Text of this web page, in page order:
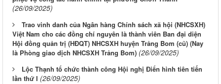
(26/09/2025)
Trao vinh danh của Ngân hàng Chính sách xã hội (NHCSXH)
Việt Nam cho các đồng chí nguyên là thành viên Ban đại diện
Hội đồng quản trị (HĐQT) NHCSXH huyện Trảng Bom (cũ) (Nay
là Phòng giao dịch NHCSXH Trảng Bom) (26/09/2025)
Lộc Thạnh tổ chức thành công Hội nghị Điển hình tiên tiến
lần thứ I (26/09/2025)